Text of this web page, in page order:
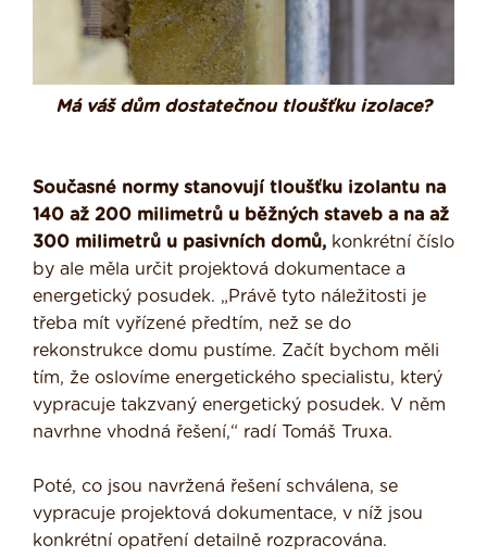
Má váš dům dostatečnou tloušťku izolace?
Současné normy stanovují tloušťku izolantu na
140 až 200 milimetrů u běžných staveb a na až
300 milimetrů u pasivních domů, konkrétní číslo
by ale měla určit projektová dokumentace a
energetický posudek. „Právě tyto náležitosti je
třeba mít vyřízené předtím, než se do
rekonstrukce domu pustíme. Začít bychom měli
tím, že oslovíme energetického specialistu, který
vypracuje takzvaný energetický posudek. V něm
navrhne vhodná řešení,“ radí Tomáš Truxa.
Poté, co jsou navržená řešení schválena, se
vypracuje projektová dokumentace, v níž jsou
konkrétní opatření detailně rozpracována.